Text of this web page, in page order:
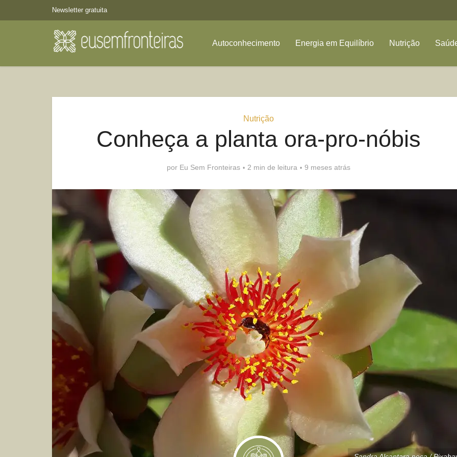
Newsletter gratuita
Autoconhecimento Energia em Equilíbrio Nutrição
Nutrição
Conheça a planta ora-pro-nóbis
por Eu Sem Fronteiras 2 min de leitura 9 meses atrás